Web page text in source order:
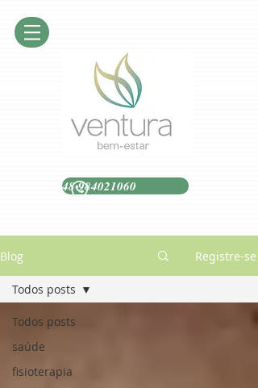
48 984021060
Blog Registre-se
Todos posts
saúde
fisioterapia
Todos posts